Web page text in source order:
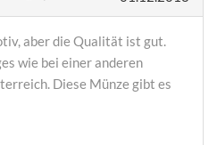
aber die Qualität ist gut.
wie bei einer anderen
Diese Münze gibt es